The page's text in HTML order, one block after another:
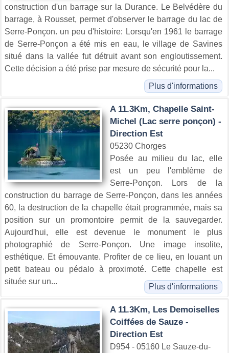
construction d'un barrage sur la Durance. Le Belvédère du
barrage, à Rousset, permet d'observer le barrage du lac de
Serre-Ponçon. un peu d'histoire: Lorsqu'en 1961 le barrage
de Serre-Ponçon a été mis en eau, le village de Savines
situé dans la vallée fut détruit avant son engloutissement.
Cette décision a été prise par mesure de sécurité pour la...
Plus d'informations
A 11.3Km, Chapelle Saint-
Michel (Lac serre ponçon) -
Direction Est
05230 Chorges
Posée au milieu du lac, elle
est un peu l'emblème de
Serre-Ponçon. Lors de la
construction du barrage de Serre-Ponçon, dans les années
60, la destruction de la chapelle était programmée, mais sa
position sur un promontoire permit de la sauvegarder.
Aujourd'hui, elle est devenue le monument le plus
photographié de Serre-Ponçon. Une image insolite,
esthétique. Et émouvante. Profiter de ce lieu, en louant un
petit bateau ou pédalo à proximoté. Cette chapelle est
située sur un...
Plus d'informations
A 11.3Km, Les Demoiselles
Coiffées de Sauze -
Direction Est
D954 - 05160 Le Sauze-du-